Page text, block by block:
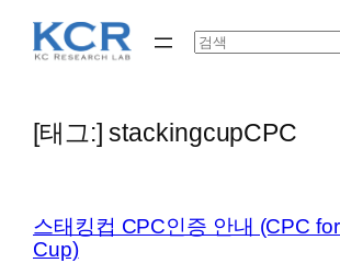
Search
[태그:]stackingcupCPC
스태킹컵 CPC인증 안내 (CPC
Cup)